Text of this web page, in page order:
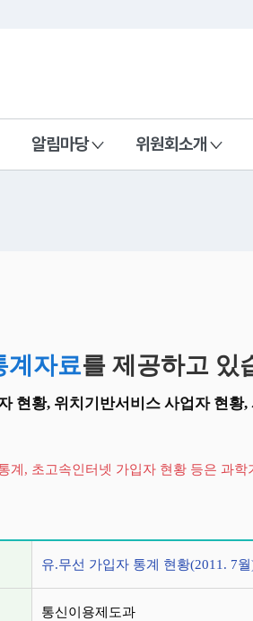
알림마당 위원회소개
계자료를 제공하고 있
현황, 위치기반서비스 사업자 현
계, 초고속인터넷 가입자 현황 등은 과
유.무선 가입자 통계 현황(2011. 7
통신이용제도과